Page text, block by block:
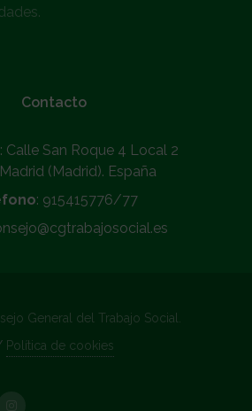
Contacto
: Calle San Roque 4 Local 2
(Madrid). España
: 915415776/77
General del Trabajo Social.
Política de cookies